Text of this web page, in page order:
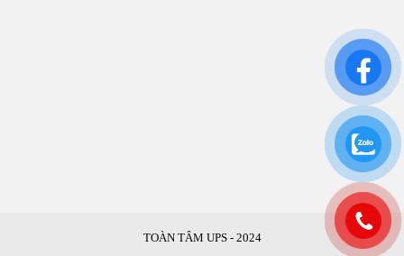
TOÀN TÂM UPS - 2024